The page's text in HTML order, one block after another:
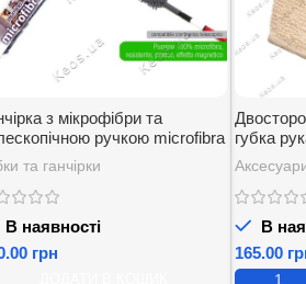
з мікрофібри та
ручкою microfibra
casa multiuso 1 шт.
та ганчірки
В наявності
грн
губка
Irge 1 шт.
В